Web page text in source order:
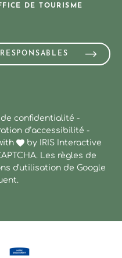
DE TOURISME
confidentialité -
d’accessibilité -
by
IRIS Interactive
Les règles de
d'utilisation de Google